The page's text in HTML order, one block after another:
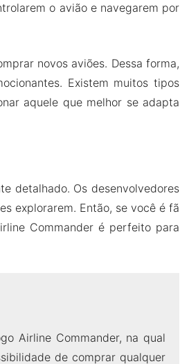
o avião e navegarem por
novos aviões. Dessa forma,
Existem muitos tipos
aquele que melhor se adapta
detalhado. Os desenvolvedores
explorarem. Então, se você é fã
Commander é perfeito para
Airline Commander, na qual
de comprar qualquer